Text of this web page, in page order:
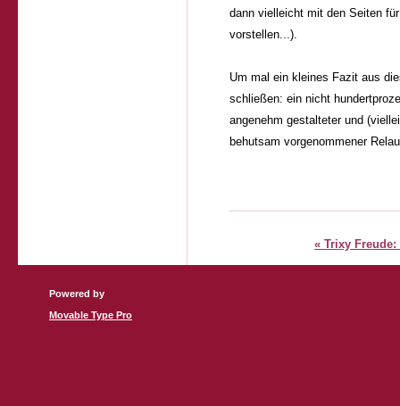
dann vielleicht mit den Seiten
vorstellen...).
Um mal ein kleines Fazit aus
schließen: ein nicht
angenehm gestalteter und
behutsam vorgenommener
« Trixy Freude:
Powered by
Movable Type Pro